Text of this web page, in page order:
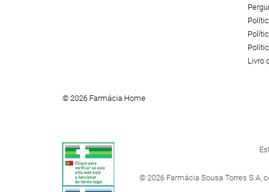
Livro
© 2026 Farmácia Home
© 2026 Farmácia Sousa Torres S.A,